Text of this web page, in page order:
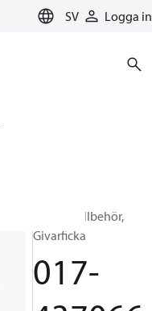
SV Logga in
Brytare, tillbehör,
Givarficka
017-